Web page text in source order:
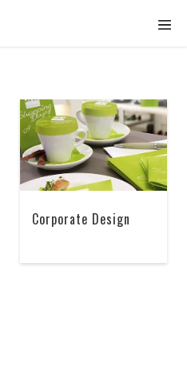
Corporate Design